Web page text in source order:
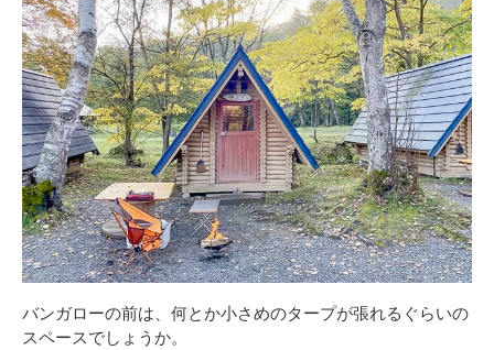
バンガローの前は、何とか小さめのタープが張れるぐらいの
スペースでしょうか。